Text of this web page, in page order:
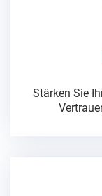
Stärken Sie